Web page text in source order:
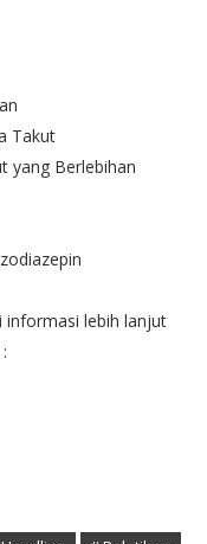
Takut
yang Berlebihan
informasi lebih lanjut